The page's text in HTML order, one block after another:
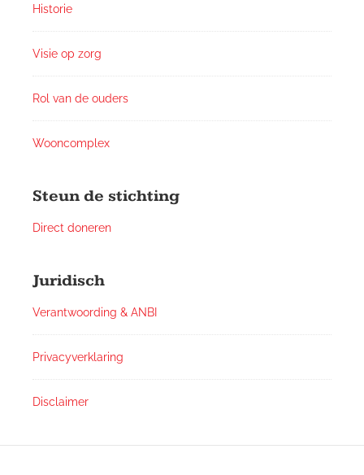
Historie
Visie op zorg
Rol van de ouders
Wooncomplex
Steun de stichting
Direct doneren
Juridisch
Verantwoording & ANBI
Privacyverklaring
Disclaimer